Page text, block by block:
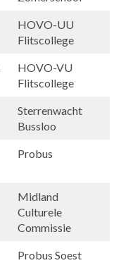
HOVO-UU
Flitscollege
HOVO-VU
Flitscollege
Sterrenwacht
Bussloo
Probus
Midland
Culturele
Commissie
Probus Soest